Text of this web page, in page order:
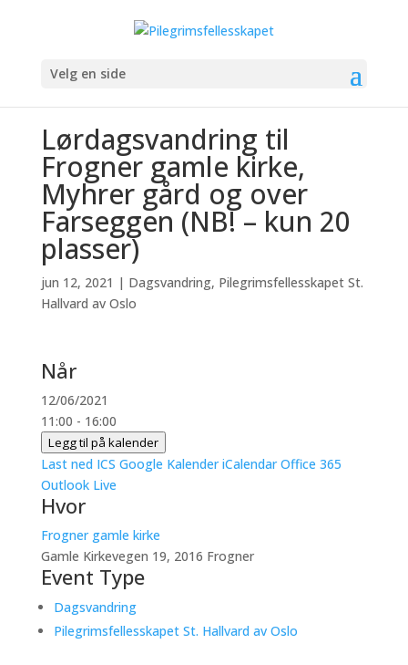
Velg en side
Lørdagsvandring til
Frogner gamle kirke,
Myhrer gård og over
Farseggen (NB! – kun 20
plasser)
jun 12, 2021 | Dagsvandring, Pilegrimsfellesskapet St.
Hallvard av Oslo
Når
12/06/2021
11:00 - 16:00
Legg til på kalender
Last ned ICS Google Kalender iCalendar Office 365
Outlook Live
Hvor
Frogner gamle kirke
Gamle Kirkevegen 19, 2016 Frogner
Event Type
Dagsvandring
Pilegrimsfellesskapet St. Hallvard av Oslo